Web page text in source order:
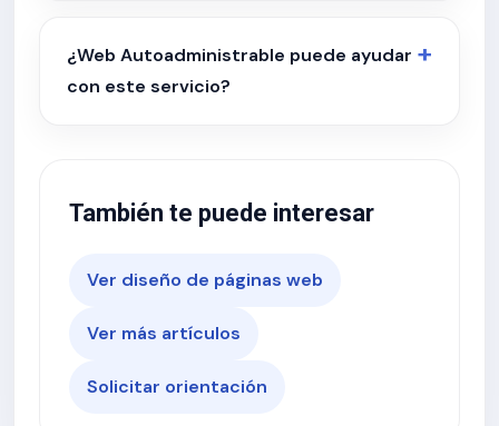
¿Web Autoadministrable puede ayudar
con este servicio?
También te puede interesar
Ver diseño de páginas web
Ver más artículos
Solicitar orientación